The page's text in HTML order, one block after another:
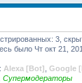
3,
было Чт окт 21,
Alexa [Bot] Google
Супермодераторы